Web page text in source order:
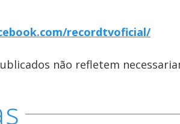
recordtvoficial/
não refletem